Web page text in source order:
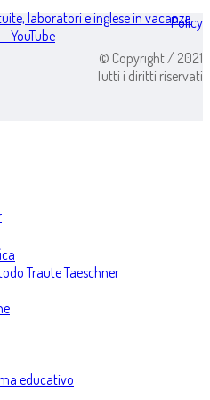
laboratori e inglese in vacanza
YouTube
Traute Taeschner
educativo
Policy
© Copyright / 2021
Tutti i diritti riservati